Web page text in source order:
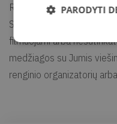
Renginio metu gali būti
SVARBU. Jei
filmuojami arba
medžiagos su Jumis
renginio organizatorių
PARODYTI